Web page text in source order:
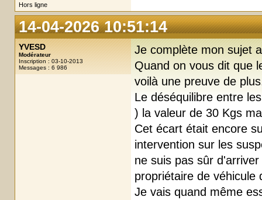
Hors ligne
14-04-2026 10:51:14
YVESD
Modérateur
Inscription : 03-10-2013
Messages : 6 986
Je complète mon sujet
Quand on vous dit que
voilà une preuve de
Le déséquilibre entre
) la valeur de 30 Kgs
Cet écart était encore
intervention sur les
ne suis pas sûr
propriétaire de véhicule
Je vais quand même